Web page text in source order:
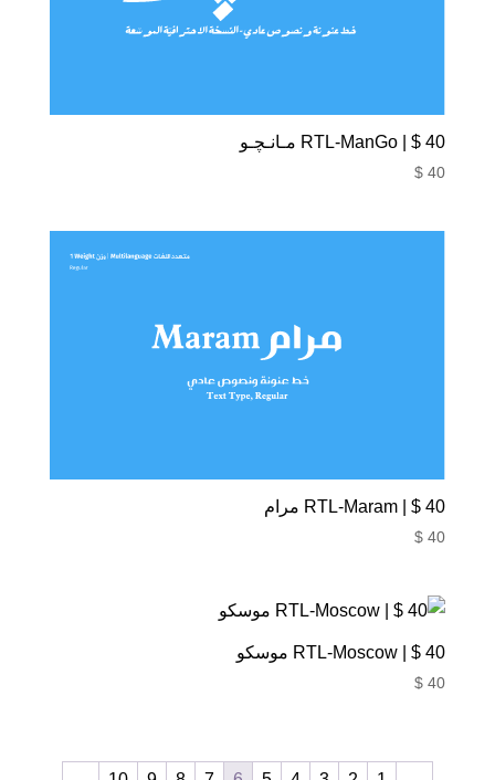
40 $ | RTL-ManGo مـانـچـو
$ 40
40 $ | RTL-Maram مرام
$ 40
40 $ | RTL-Moscow موسكو
$ 40